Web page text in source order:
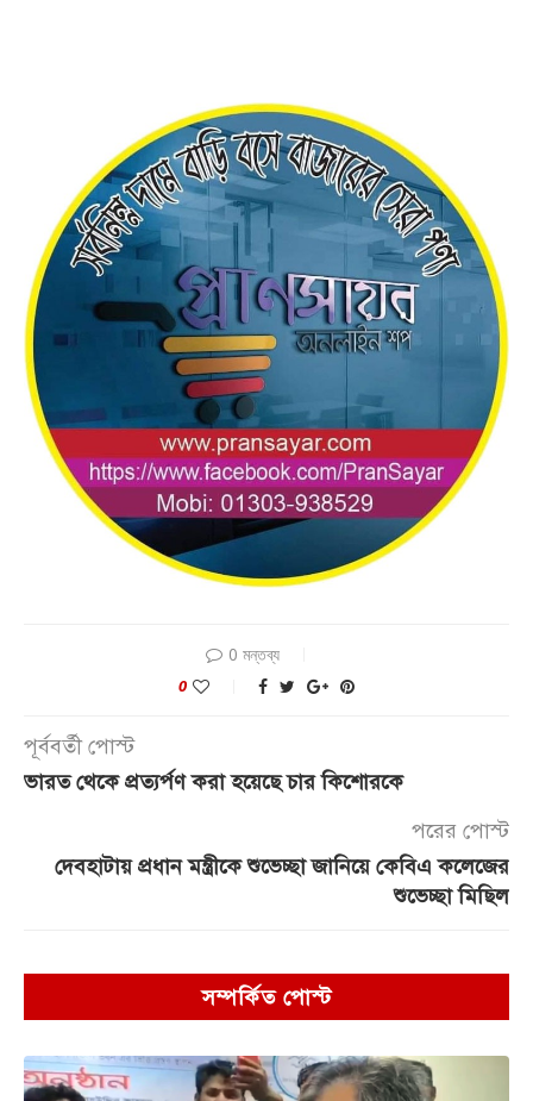
0 মন্তব্য
0
পূর্ববর্তী পোস্ট
ভারত থেকে প্রত্যর্পণ করা হয়েছে চার কিশোরকে
পরের পোস্ট
দেবহাটায় প্রধান মন্ত্রীকে শুভেচ্ছা জানিয়ে কেবিএ কলেজের
শুভেচ্ছা মিছিল
সম্পর্কিত পোস্ট